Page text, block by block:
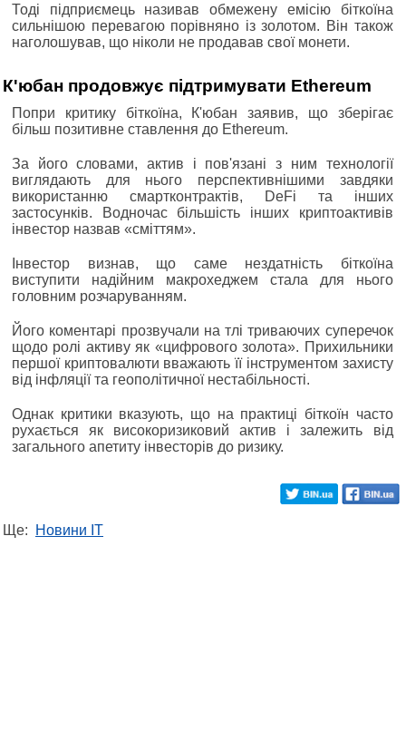
Тоді підприємець називав обмежену емісію біткоїна
сильнішою перевагою порівняно із золотом. Він також
наголошував, що ніколи не продавав свої монети.
К'юбан продовжує підтримувати Ethereum
Попри критику біткоїна, К'юбан заявив, що зберігає
більш позитивне ставлення до Ethereum.
За його словами, актив і пов'язані з ним технології
виглядають для нього перспективнішими завдяки
використанню смартконтрактів, DeFi та інших
застосунків. Водночас більшість інших криптоактивів
інвестор назвав «сміттям».
Інвестор визнав, що саме нездатність біткоїна
виступити надійним макрохеджем стала для нього
головним розчаруванням.
Його коментарі прозвучали на тлі триваючих суперечок
щодо ролі активу як «цифрового золота». Прихильники
першої криптовалюти вважають її інструментом захисту
від інфляції та геополітичної нестабільності.
Однак критики вказують, що на практиці біткоїн часто
рухається як високоризиковий актив і залежить від
загального апетиту інвесторів до ризику.
Ще: Новини IT